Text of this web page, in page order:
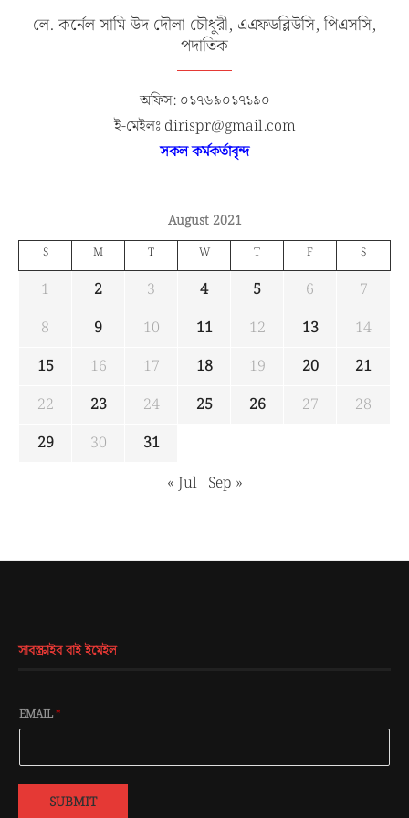
লে. কর্নেল সামি উদ দৌলা চৌধুরী, এএফডব্লিউসি, পিএসসি,
পদাতিক
অফিস: ০১৭৬৯০১৭১৯০
ই-মেইলঃ dirispr@gmail.com
সকল কর্মকর্তাবৃন্দ
August 2021
S M T W T F S
1 2 3 4 5 6
7
8
9 10 11 12 13
14
15
16 17 18 19 20
21
22
23 24 25 26 27
28
29
30
31
« Jul Sep »
সাবস্ক্রাইব বাই ইমেইল
EMAIL*
SUBMIT